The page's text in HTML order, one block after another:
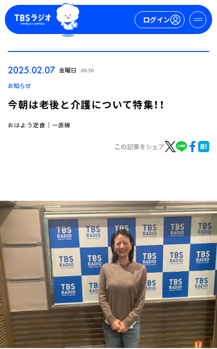
ログイン
トピックス
TBS Podcast
お知らせ
イベント・グッズ
YouTube
会社情報
2025.02.07 金曜日 06:30
お知らせ
今朝は老後と介護について特集！！
おはよう定食｜一直線
この記事をシェア